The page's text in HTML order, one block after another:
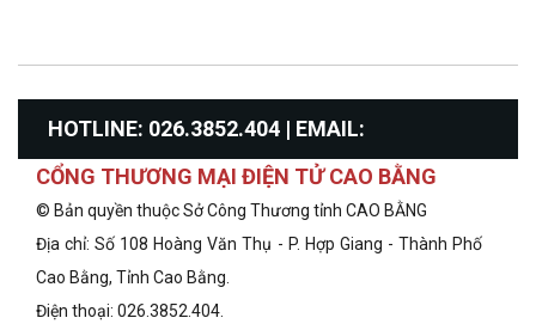
HOTLINE: 026.3852.404 | EMAIL:
info@congthuongcaobang.gov.vn
CỔNG THƯƠNG MẠI ĐIỆN TỬ CAO BẰNG
© Bản quyền thuộc Sở Công Thương tỉnh CAO BẰNG
Địa chỉ: Số 108 Hoàng Văn Thụ - P. Hợp Giang - Thành Phố
Cao Bằng, Tỉnh Cao Bằng.
Điện thoại: 026.3852.404.